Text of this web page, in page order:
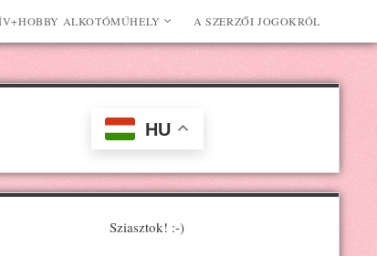
ALKOTÓMŰHELY A SZERZŐI JOGOKRÓL
HU
Sziasztok! :-)